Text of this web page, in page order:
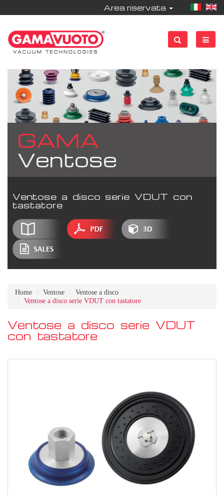
Area riservata
GAMA
Ventose
Ventose a disco serie VDUT con
tastatore
Home Ventose
Ventose a disco
Ventose a disco serie VDUT con tastatore
Ventose a disco serie VDUT
con tastatore